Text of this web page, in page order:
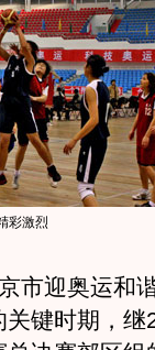
彩激烈
迎奥运和
键时期，